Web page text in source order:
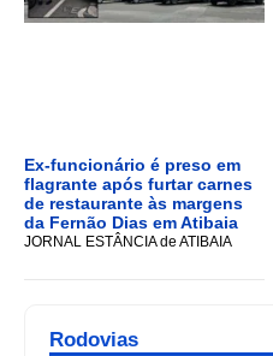
Ex-funcionário é preso em
flagrante após furtar carnes
de restaurante às margens
da Fernão Dias em Atibaia
JORNAL ESTÂNCIA de ATIBAIA
Rodovias